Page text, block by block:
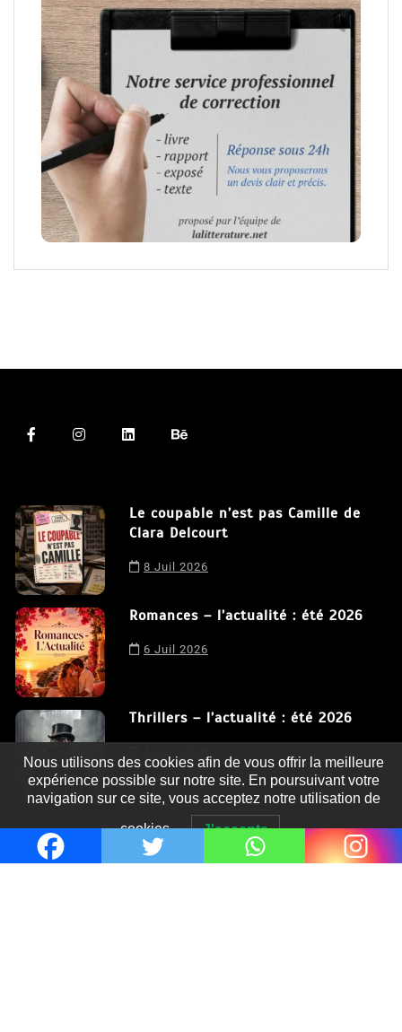
Le coupable n’est pas Camille de
Clara Delcourt
8 Juil 2026
Romances – l’actualité : été 2026
6 Juil 2026
Thrillers – l’actualité : été 2026
Le coupable n’est pas Camille de
Nous utilisons des cookies afin de vous offrir la meilleure
expérience possible sur notre site. En poursuivant votre
navigation sur ce site, vous acceptez notre utilisation de
cookies. J'accepte